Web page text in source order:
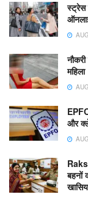
स्ट्रेस
महिला
और
बहनों